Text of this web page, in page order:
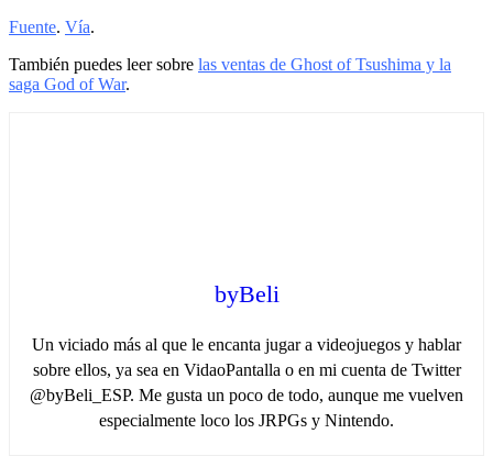
Fuente. Vía.
También puedes leer sobre las ventas de Ghost of Tsushima y la
saga God of War.
byBeli
Un viciado más al que le encanta jugar a videojuegos y hablar
sobre ellos, ya sea en VidaoPantalla o en mi cuenta de Twitter
@byBeli_ESP. Me gusta un poco de todo, aunque me vuelven
especialmente loco los JRPGs y Nintendo.